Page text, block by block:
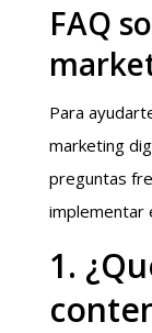
FAQ
Para
marketing
preguntas
implementar
1.